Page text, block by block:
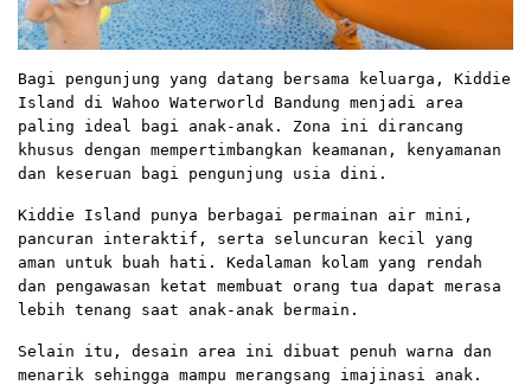
Bagi pengunjung yang datang bersama keluarga, Kiddie
Island di Wahoo Waterworld Bandung menjadi area
paling ideal bagi anak-anak. Zona ini dirancang
khusus dengan mempertimbangkan keamanan, kenyamanan
dan keseruan bagi pengunjung usia dini.
Kiddie Island punya berbagai permainan air mini,
pancuran interaktif, serta seluncuran kecil yang
aman untuk buah hati. Kedalaman kolam yang rendah
dan pengawasan ketat membuat orang tua dapat merasa
lebih tenang saat anak-anak bermain.
Selain itu, desain area ini dibuat penuh warna dan
menarik sehingga mampu merangsang imajinasi anak.